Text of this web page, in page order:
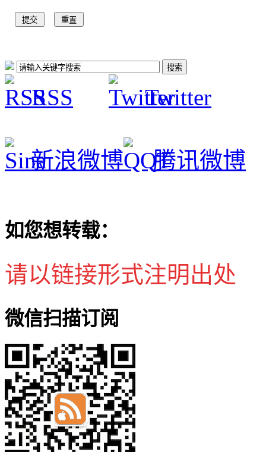
RSS Twitter
新浪微博 腾讯微博
如您想转载：
请以链接形式注明出处
微信扫描订阅